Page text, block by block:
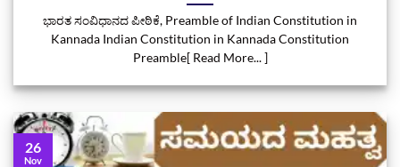
ಭಾರತ ಸಂವಿಧಾನದ ಪೀಠಿಕೆ, Preamble of Indian Constitution in
Kannada Indian Constitution in Kannada Constitution
Preamble[ Read More... ]
26
Nov